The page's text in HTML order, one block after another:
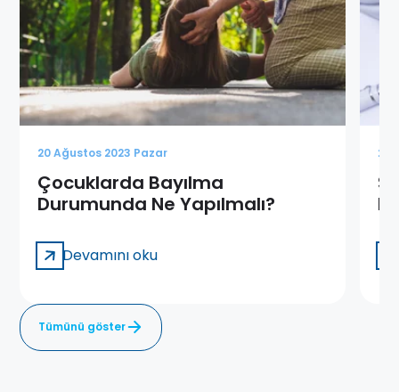
20 Ağustos 2023 Pazar
Çocuklarda Bayılma
Durumunda Ne Yapılmalı?
Devamını oku
20
Tümünü göster